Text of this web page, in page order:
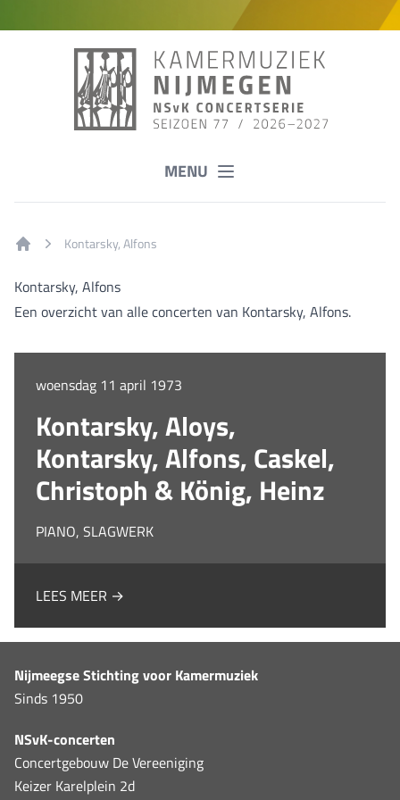
MENU
Kontarsky, Alfons
Kontarsky, Alfons
Een overzicht van alle concerten van Kontarsky, Alfons.
woensdag 11 april 1973
Kontarsky, Aloys,
Kontarsky, Alfons, Caskel,
Christoph & König, Heinz
PIANO, SLAGWERK
LEES MEER →
Nijmeegse Stichting voor Kamermuziek
Sinds 1950
NSvK-concerten
Concertgebouw De Vereeniging
Keizer Karelplein 2d